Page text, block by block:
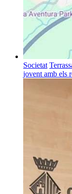
Societat
jovent amb els